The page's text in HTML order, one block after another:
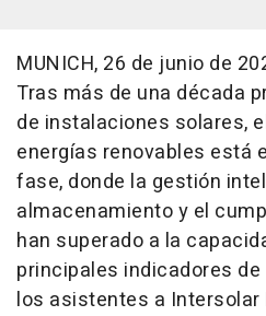
MUNICH, 26 de junio de
Tras más de una década
de instalaciones solares,
energías renovables está
fase, donde la gestión
almacenamiento y el
han superado a la
principales indicadores
los asistentes a Intersolar